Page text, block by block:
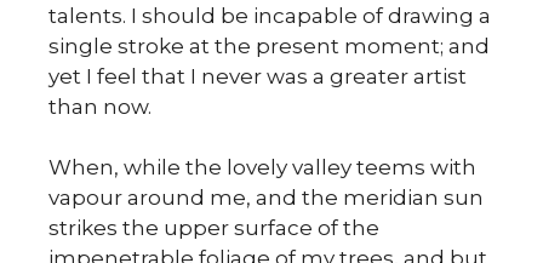
talents. I should be incapable of drawing a
single stroke at the present moment; and
yet I feel that I never was a greater artist
than now.
When, while the lovely valley teems with
vapour around me, and the meridian sun
strikes the upper surface of the
impenetrable foliage of my trees, and but